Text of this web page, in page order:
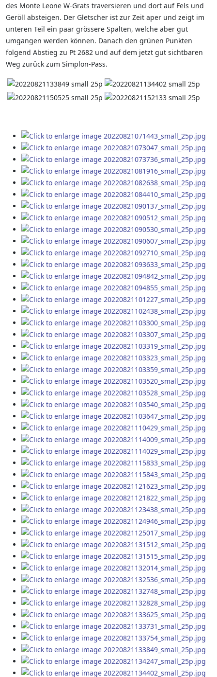
des Monte Leone W-Grats traversieren und dort auf Fels und
Geröll absteigen. Der Gletscher ist zur Zeit aper und zeigt im
unteren Teil ein paar grössere Spalten, welche aber gut
umgangen werden können. Danach den grünen Punkten
folgend Abstieg zu Pt 2682 und auf dem jetzt gut sichtbaren
Weg zurück zum Simplon-Pass.